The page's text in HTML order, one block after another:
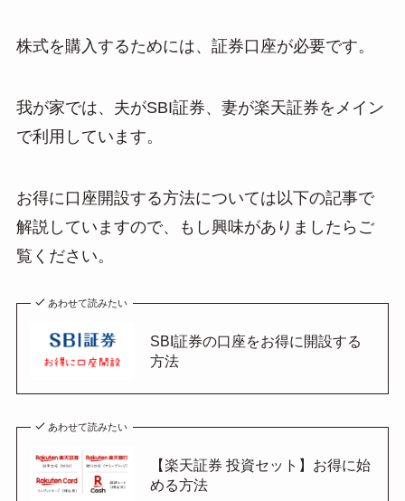
株式を購入するためには、証券口座が必要です。
我が家では、夫がSBI証券、妻が楽天証券をメイン
で利用しています。
お得に口座開設する方法については以下の記事で
解説していますので、もし興味がありましたらご
覧ください。
あわせて読みたい
SBI証券の口座をお得に開設する
方法
あわせて読みたい
【楽天証券 投資セット】お得に始
める方法